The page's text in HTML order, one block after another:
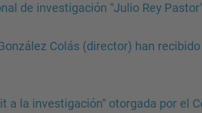
de investigación "Julio Rey
Colás (director) han recibido
a la investigación" otorgada por el